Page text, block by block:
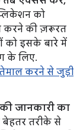
को
करने की ज़रूरत
को इसके बारे में
के लिए.
करने से जुड़ी
जानकारी का
बेहतर तरीके से